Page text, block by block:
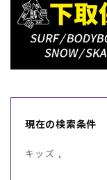
現在の検索条件
キッズ ,